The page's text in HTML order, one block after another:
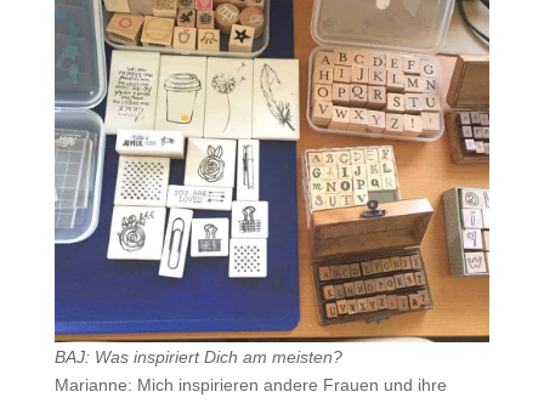
BAJ: Was inspiriert Dich am meisten?
Marianne: Mich inspirieren andere Frauen und ihre